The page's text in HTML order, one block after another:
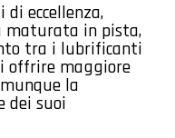
eccellenza,
maturata in pista,
tra i lubrificanti
offrire maggiore
la
dei suoi